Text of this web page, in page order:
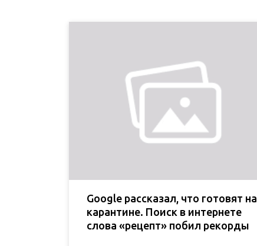
Google рассказал, что готовят на
карантине. Поиск в интернете
слова «рецепт» побил рекорды